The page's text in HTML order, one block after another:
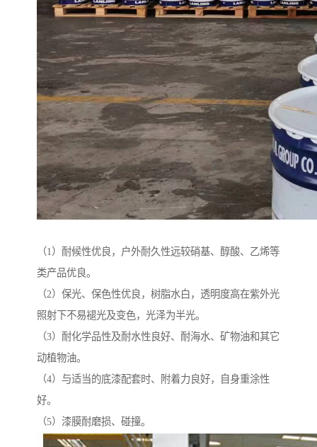
（1）耐候性优良，户外耐久性远较硝基、醇酸、乙烯等
类产品优良。
（2）保光、保色性优良，树脂水白，透明度高在紫外光
照射下不易褪光及变色，光泽为半光。
（3）耐化学品性及耐水性良好、耐海水、矿物油和其它
动植物油。
（4）与适当的底漆配套时、附着力良好，自身重涂性
好。
（5）漆膜耐磨损、碰撞。